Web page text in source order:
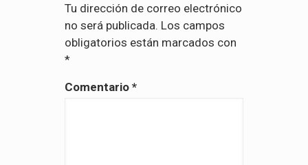
Tu dirección de correo electrónico
no será publicada. Los campos
obligatorios están marcados con
*
Comentario *